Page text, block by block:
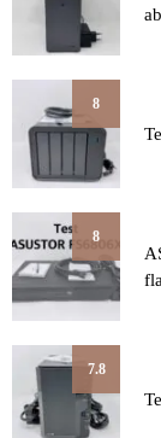
8
8
7.8